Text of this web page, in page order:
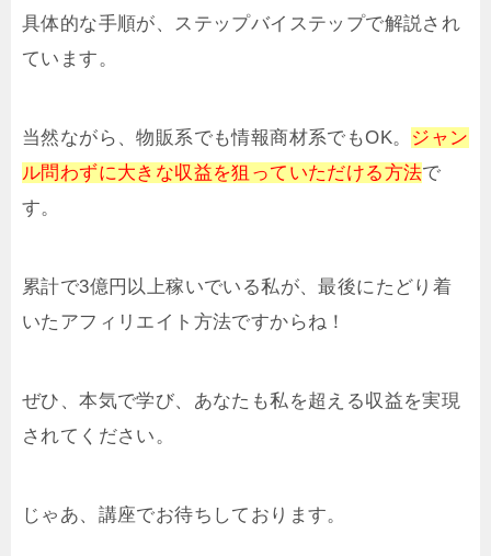
具体的な手順が、ステップバイステップで解説され
ています。
当然ながら、物販系でも情報商材系でもOK。 ジャン
ル問わずに大きな収益を狙っていただける方法で
す。
累計で3億円以上稼いでいる私が、最後にたどり着
いたアフィリエイト方法ですからね！
ぜひ、本気で学び、あなたも私を超える収益を実現
されてください。
じゃあ、講座でお待ちしております。